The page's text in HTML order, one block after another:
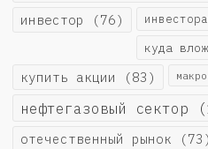
инвестор (76)
куда
купить акции (83)
нефтегазовый сектор
отечественный рынок (73)